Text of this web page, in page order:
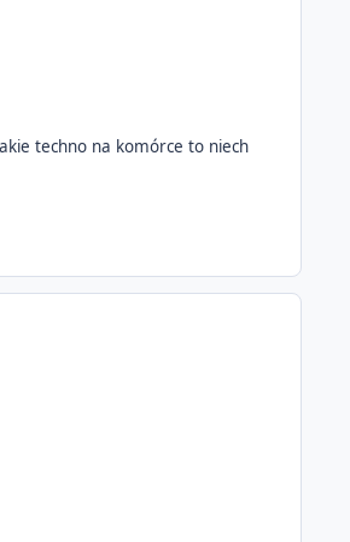
techno na komórce to niech